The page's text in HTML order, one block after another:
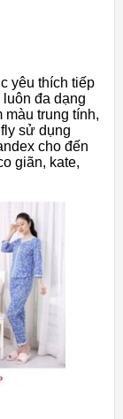
yêu thích tiếp
đa dạng
màu trung tính,
sử dụng
cho đến
giãn, kate,